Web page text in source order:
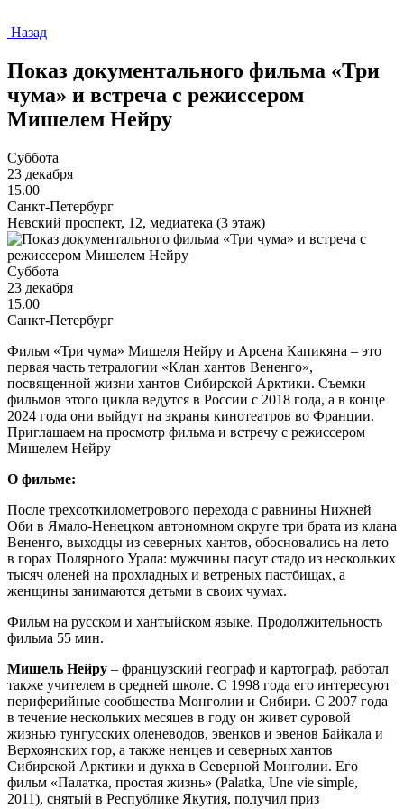
Назад
Показ документального фильма «Три
чума» и встреча с режиссером
Мишелем Нейру
Суббота
23 декабря
15.00
Санкт-Петербург
Невский проспект, 12, медиатека (3 этаж)
Суббота
23 декабря
15.00
Санкт-Петербург
Фильм «Три чума» Мишеля Нейру и Арсена Капикяна – это
первая часть тетралогии «Клан хантов Вененго»,
посвященной жизни хантов Сибирской Арктики. Съемки
фильмов этого цикла ведутся в России с 2018 года, а в конце
2024 года они выйдут на экраны кинотеатров во Франции.
Приглашаем на просмотр фильма и встречу с режиссером
Мишелем Нейру
О фильме:
После трехсоткилометрового перехода с равнины Нижней
Оби в Ямало-Ненецком автономном округе три брата из клана
Вененго, выходцы из северных хантов, обосновались на лето
в горах Полярного Урала: мужчины пасут стадо из нескольких
тысяч оленей на прохладных и ветреных пастбищах, а
женщины занимаются детьми в своих чумах.
Фильм на русском и хантыйском языке. Продолжительность
фильма 55 мин.
Мишель Нейру – французский географ и картограф, работал
также учителем в средней школе. С 1998 года его интересуют
периферийные сообщества Монголии и Сибири. С 2007 года
в течение нескольких месяцев в году он живет суровой
жизнью тунгусских оленеводов, эвенков и эвенов Байкала и
Верхоянских гор, а также ненцев и северных хантов
Сибирской Арктики и дукха в Северной Монголии. Его
фильм «Палатка, простая жизнь» (Palatka, Une vie simple,
2011), снятый в Республике Якутия, получил приз